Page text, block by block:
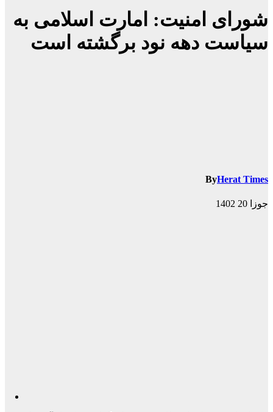
شورای امنیت: امارت اسلامی به
سیاست دهه نود برگشته است
ByHerat Times
جوزا 20 1402